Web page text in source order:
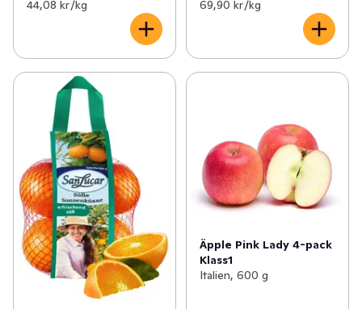
44,08 kr /kg 69,90 kr /kg
Äpple Pink Lady 4-pack
Klass1
Italien, 600 g